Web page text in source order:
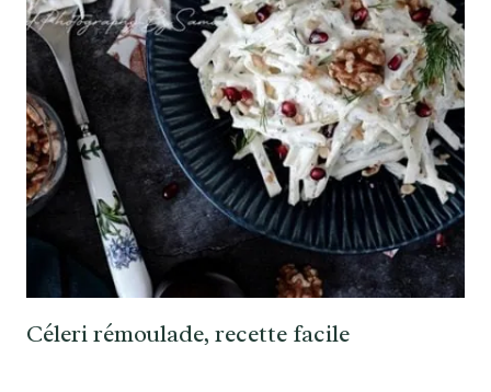
Céleri rémoulade, recette facile